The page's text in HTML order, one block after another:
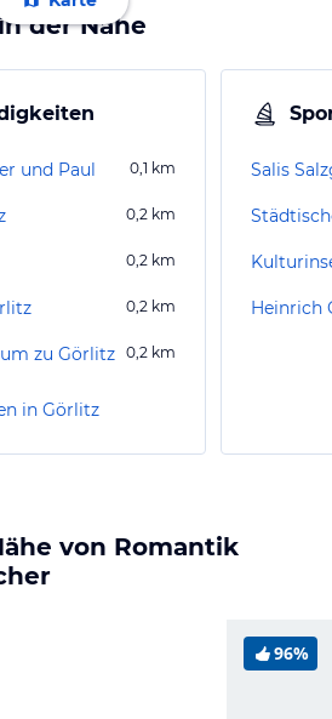
der Nähe
und Paul 0,1 km
0,2 km
0,2 km
0,2 km
zu Görlitz 0,2 km
in Görlitz
Salis
Heinrich
von Romantik
96%